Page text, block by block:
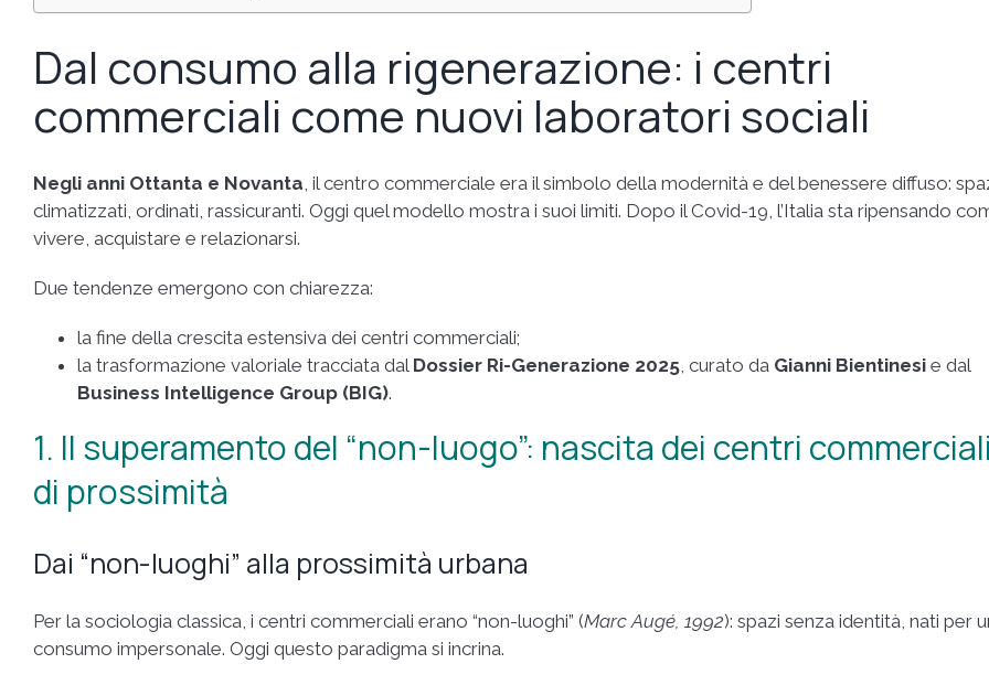
Dal consumo alla rigenerazione: i centri
commerciali come nuovi laboratori sociali
Negli anni Ottanta e Novanta , il centro commerciale era il simbolo della modernità e del benessere diffuso:
climatizzati, ordinati, rassicuranti. Oggi quel modello mostra i suoi limiti. Dopo il Covid-19, l’Italia sta ripensando
vivere, acquistare e relazionarsi.
Due tendenze emergono con chiarezza:
la fine della crescita estensiva dei centri commerciali;
la trasformazione valoriale tracciata dal Dossier Ri-Generazione 2025 , curato da Gianni Bientinesi e dal
Business Intelligence Group (BIG).
1. Il superamento del “non-luogo”: nascita dei centri
di prossimità
Dai “non-luoghi” alla prossimità urbana
Per la sociologia classica, i centri commerciali erano “non-luoghi” (Marc Augé, 1992): spazi senza identità, nati per
consumo impersonale. Oggi questo paradigma si incrina.